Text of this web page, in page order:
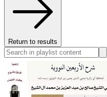
Return to results